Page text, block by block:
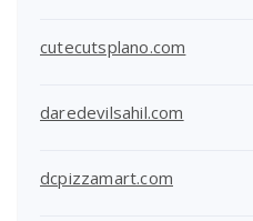
cutecutsplano.com
daredevilsahil.com
dcpizzamart.com